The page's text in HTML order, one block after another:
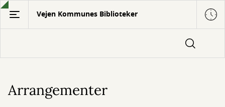
Gå
hovedindhold
Vejen Kommunes Biblioteker
Arrangementer